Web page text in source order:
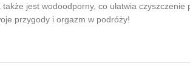
jest wodoodporny, co ułatwia
przygody i orgazm w podróży!